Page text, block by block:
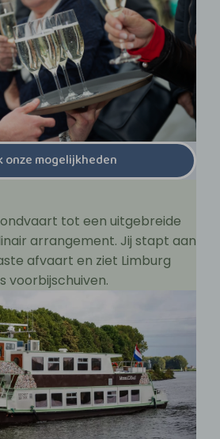
onze mogelijkheden
tot een uitgebreide
arrangement. Jij stapt aan
afvaart en ziet Limburg
voorbijschuiven.